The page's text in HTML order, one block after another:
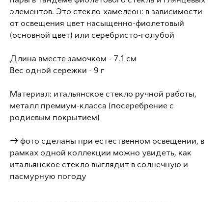
элементов. Это стекло-хамелеон: в зависимости
от освещения цвет насыщенно-фиолетовый
(основной цвет) или серебристо-голубой
Длина вместе замочком - 7.1 см
Вес одной сережки - 9 г
Материал: ​итальянское стекло ручной работы,
металл премиум-класса (посеребрение с
родиевым покрытием)
→ фото сделаны при естественном освещении, в
рамках одной коллекции можно увидеть, как
итальянское стекло выглядит в солнечную и
пасмурную погоду